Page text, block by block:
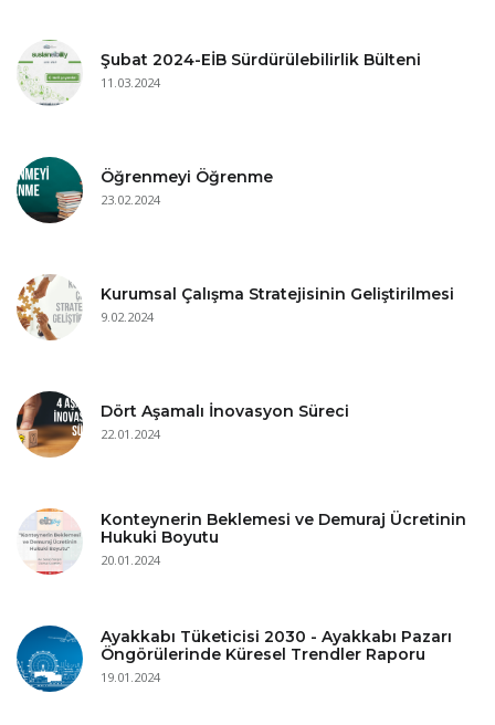
Şubat 2024-EİB Sürdürülebilirlik Bülteni
11.03.2024
Öğrenmeyi Öğrenme
23.02.2024
Kurumsal Çalışma Stratejisinin Geliştirilmesi
9.02.2024
Dört Aşamalı İnovasyon Süreci
22.01.2024
Konteynerin Beklemesi ve Demuraj Ücretinin
Hukuki Boyutu
20.01.2024
Ayakkabı Tüketicisi 2030 - Ayakkabı Pazarı
Öngörülerinde Küresel Trendler Raporu
19.01.2024